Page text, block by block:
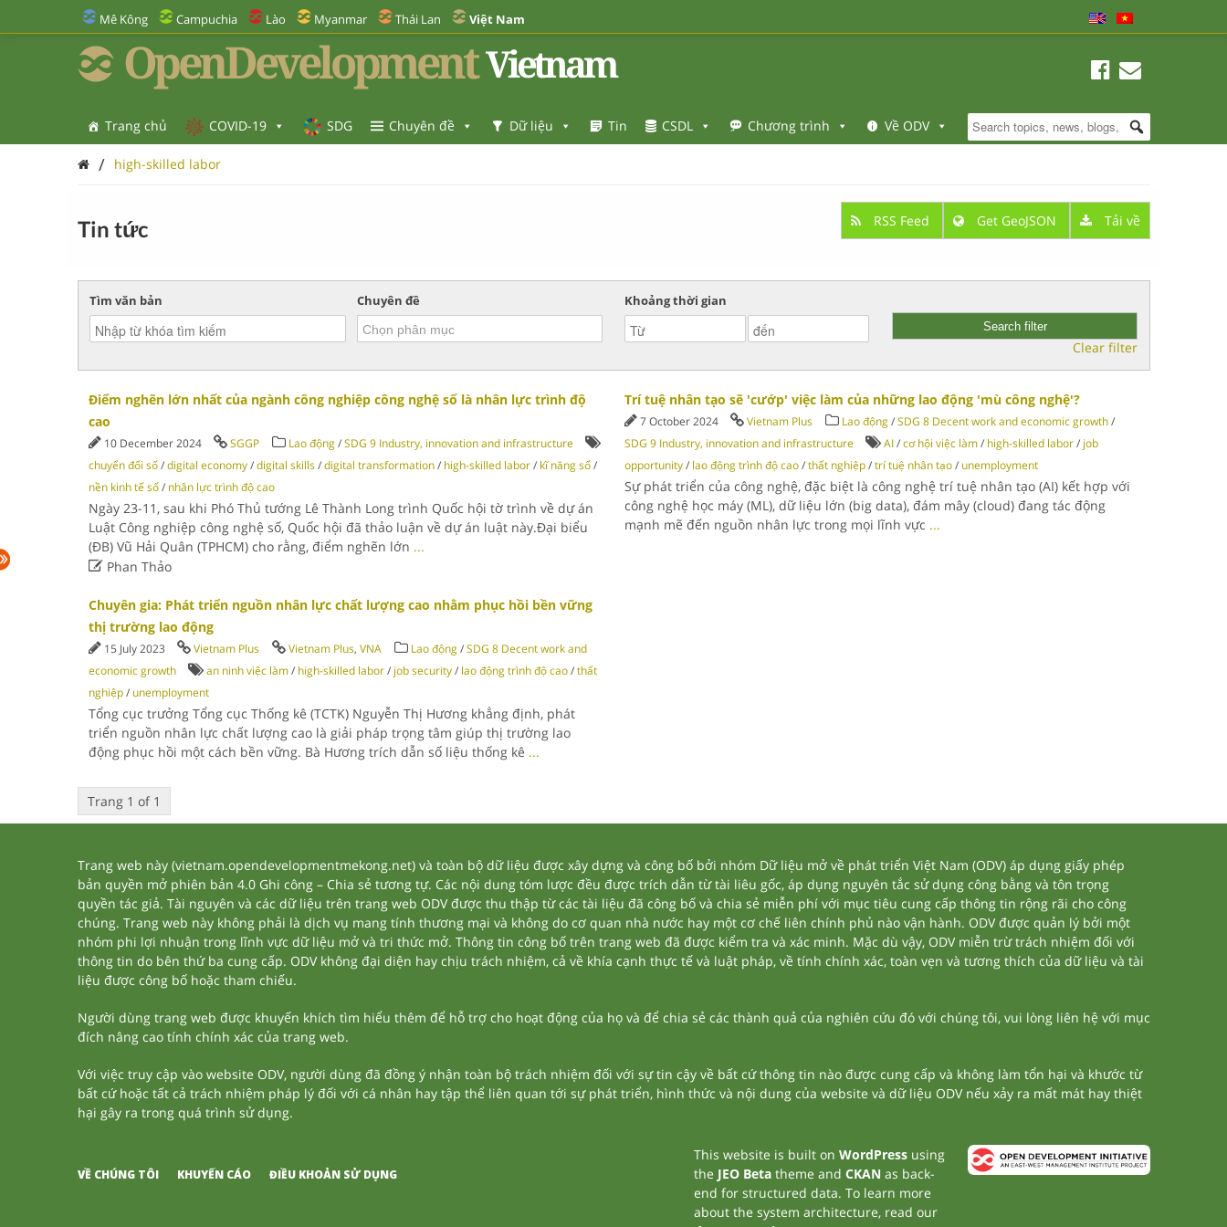
Mê Kông Campuchia Lào Myanmar Thái Lan Việt Nam
OpenDevelopment Vietnam
Trang chủ COVID-19 SDG Chuyên đề Dữ liệu Tin CSDL Chương trình Về ODV
/ high-skilled labor
Tin tức RSS Feed Get GeoJSON Tải về
Tìm văn bản Chuyên đề Khoảng thời gian
Clear filter
Điểm nghẽn lớn nhất của ngành công nghiệp công nghệ số là nhân lực trình độ
cao
10 December 2024 SGGP Lao động/SDG 9 Industry, innovation and infrastructure
chuyển đổi số/digital economy/digital skills/digital transformation/ high-skilled labor/ kĩ năng số/
nền kinh tế số/ nhân lực trình độ cao
Ngày 23-11, sau khi Phó Thủ tướng Lê Thành Long trình Quốc hội tờ trình về dự án
Luật Công nghiệp công nghệ số, Quốc hội đã thảo luận về dự án luật này.Đại biểu
(ĐB) Vũ Hải Quân (TPHCM) cho rằng, điểm nghẽn lớn ...
Phan Thảo
Trí tuệ nhân tạo sẽ 'cướp' việc làm của những lao động 'mù công nghệ'?
7 October 2024 Vietnam Plus Lao động/SDG 8 Decent work and economic growth/
SDG 9 Industry, innovation and infrastructure
AI/cơ hội việc làm/ high-skilled labor/ job
opportunity/ lao động trình độ cao/thất nghiệp/trí tuệ nhân tạo/ unemployment
Sự phát triển của công nghệ, đặc biệt là công nghệ trí tuệ nhân tạo (AI) kết hợp với
công nghệ học máy (ML), dữ liệu lớn (big data), đám mây (cloud) đang tác động
mạnh mẽ đến nguồn nhân lực trong mọi lĩnh vực ...
Chuyên gia: Phát triển nguồn nhân lực chất lượng cao nhằm phục hồi bền vững
thị trường lao động
15 July 2023 Vietnam Plus Vietnam Plus, VNA Lao động/SDG 8 Decent work and
economic growth
an ninh việc làm/ high-skilled labor/ job security/ lao động trình độ cao/thất
nghiệp/ unemployment
Tổng cục trưởng Tổng cục Thống kê (TCTK) Nguyễn Thị Hương khẳng định, phát
triển nguồn nhân lực chất lượng cao là giải pháp trọng tâm giúp thị trường lao
động phục hồi một cách bền vững. Bà Hương trích dẫn số liệu thống kê ...
Trang 1 of 1
Trang web này (vietnam.opendevelopmentmekong.net) và toàn bộ dữ liệu được xây dựng và công bố bởi nhóm Dữ liệu mở về phát triển Việt Nam (ODV) áp dụng giấy phép
bản quyền mở phiên bản 4.0 Ghi công – Chia sẻ tương tự. Các nội dung tóm lược đều được trích dẫn từ tài liêu gốc, áp dụng nguyên tắc sử dụng công bằng và tôn trọng
quyền tác giả. Tài nguyên và các dữ liệu trên trang web ODV được thu thập từ các tài liệu đã công bố và chia sẻ miễn phí với mục tiêu cung cấp thông tin rộng rãi cho công
chúng. Trang web này không phải là dịch vụ mang tính thương mại và không do cơ quan nhà nước hay một cơ chế liên chính phủ nào vận hành. ODV được quản lý bởi một
nhóm phi lợi nhuận trong lĩnh vực dữ liệu mở và tri thức mở. Thông tin công bố trên trang web đã được kiểm tra và xác minh. Mặc dù vậy, ODV miễn trừ trách nhiệm đối với
thông tin do bên thứ ba cung cấp. ODV không đại diện hay chịu trách nhiệm, cả về khía cạnh thực tế và luật pháp, về tính chính xác, toàn vẹn và tương thích của dữ liệu và tài
liệu được công bố hoặc tham chiếu.
Người dùng trang web được khuyến khích tìm hiểu thêm để hỗ trợ cho hoạt động của họ và để chia sẻ các thành quả của nghiên cứu đó với chúng tôi, vui lòng liên hệ với mục
đích nâng cao tính chính xác của trang web.
Với việc truy cập vào website ODV, người dùng đã đồng ý nhận toàn bộ trách nhiệm đối với sự tin cậy về bất cứ thông tin nào được cung cấp và không làm tổn hại và khước từ
bất cứ hoặc tất cả trách nhiệm pháp lý đối với cá nhân hay tập thể liên quan tới sự phát triển, hình thức và nội dung của website và dữ liệu ODV nếu xảy ra mất mát hay thiệt
hại gây ra trong quá trình sử dụng.
VỀ CHÚNG TÔI KHUYẾN CÁO ĐIỀU KHOẢN SỬ DỤNG
This website is built on WordPressusing
the JEO Betatheme and CKANas back-
end for structured data. To learn more
about the system architecture, read our